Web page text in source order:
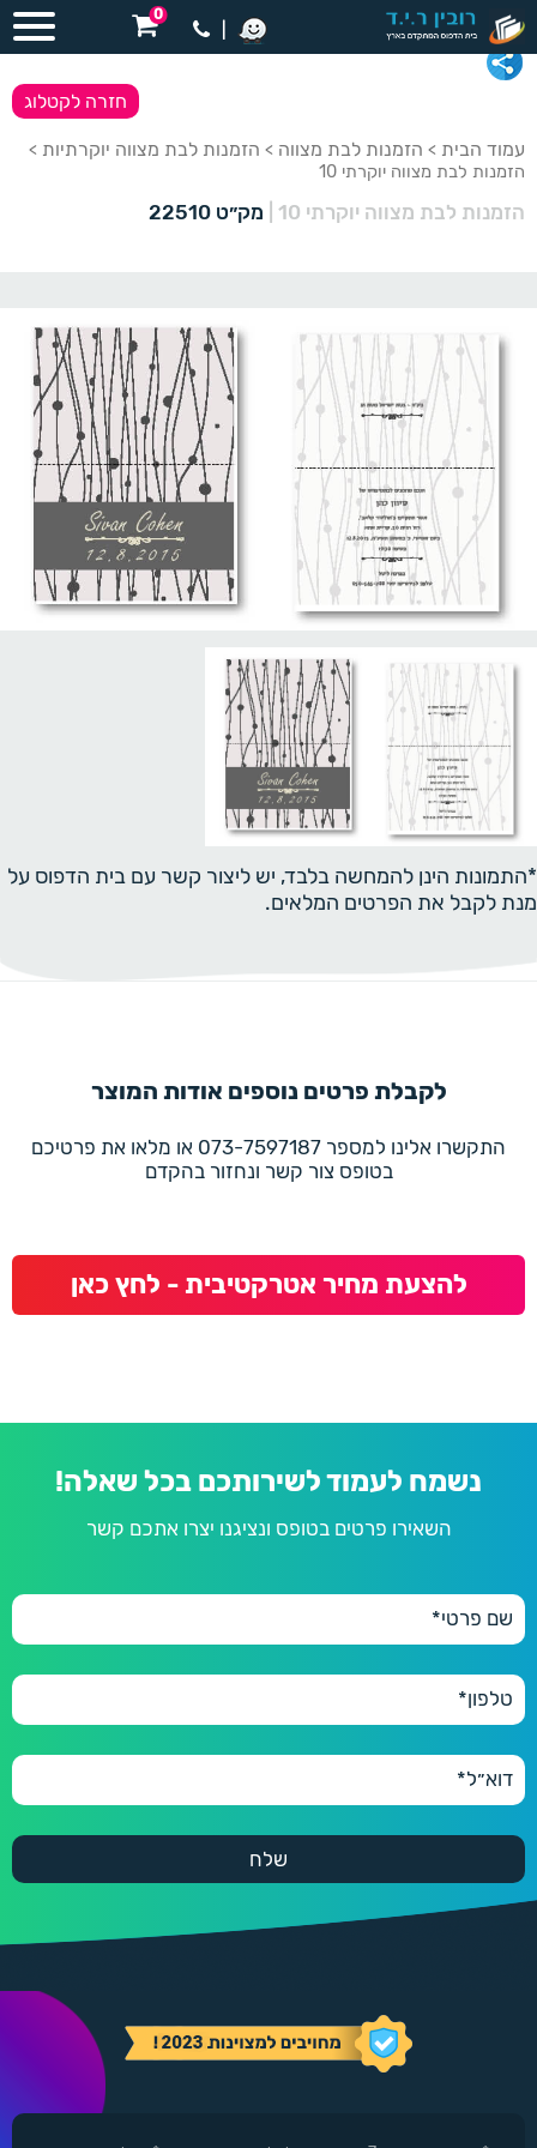
0
עמוד הבית > הזמנות לבת מצווה > הזמנות לבת מצווה יוקרתיות >
הזמנות לבת מצווה יוקרתי 10
הזמנות לבת מצווה יוקרתי 10 מק״ט 22510
חזרה לקטלוג
*התמונות הינן להמחשה בלבד, יש ליצור קשר עם בית הדפוס על
מנת לקבל את הפרטים המלאים.
לקבלת פרטים נוספים אודות המוצר
התקשרו אלינו למספר 073-7597187 או מלאו את פרטיכם
בטופס צור קשר ונחזור בהקדם
להצעת מחיר אטרקטיבית - לחץ כאן
נשמח לעמוד לשירותכם בכל שאלה!
השאירו פרטים בטופס ונציגנו יצרו אתכם קשר